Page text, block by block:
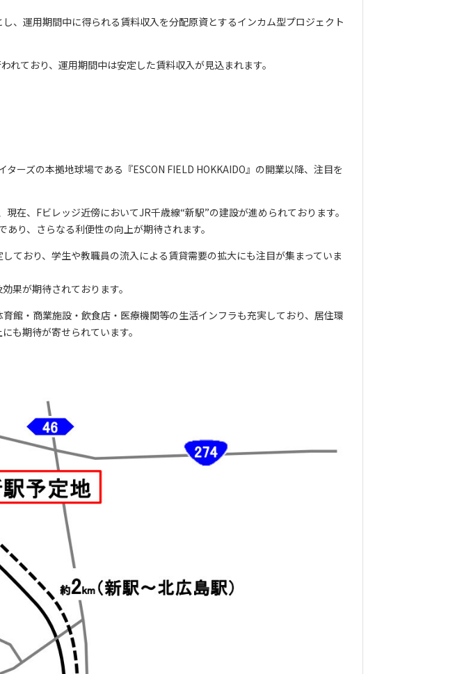
、運用期間中に得られる賃料収入を分配原資とするインカム型プロジェクト
ており、運用期間中は安定した賃料収入が見込まれます。
ーズの本拠地球場である『ESCON FIELD HOKKAIDO』の開業以降、注目を
在、Fビレッジ近傍においてJR千歳線“新駅”の建設が進められております。
り、さらなる利便性の向上が期待されます。
ており、学生や教職員の流入による賃貸需要の拡大にも注目が集まっていま
果が期待されております。
館・商業施設・飲食店・医療機関等の生活インフラも充実しており、居住環
も期待が寄せられています。